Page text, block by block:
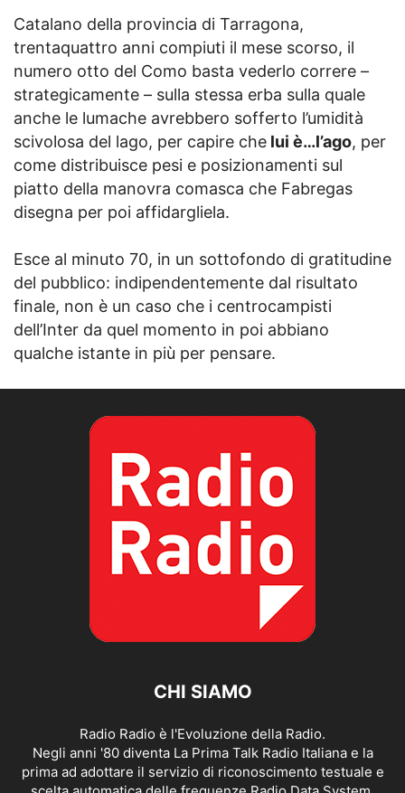
Catalano della provincia di Tarragona,
trentaquattro anni compiuti il mese scorso, il
numero otto del Como basta vederlo correre –
strategicamente – sulla stessa erba sulla quale
anche le lumache avrebbero sofferto l’umidità
scivolosa del lago, per capire che lui è…l’ago, per
come distribuisce pesi e posizionamenti sul
piatto della manovra comasca che Fabregas
disegna per poi affidargliela.
Esce al minuto 70, in un sottofondo di gratitudine
del pubblico: indipendentemente dal risultato
finale, non è un caso che i centrocampisti
dell’Inter da quel momento in poi abbiano
qualche istante in più per pensare.
CHI SIAMO
Radio Radio è l'Evoluzione della Radio.
Negli anni '80 diventa La Prima Talk Radio Italiana e la
prima ad adottare il servizio di riconoscimento testuale e